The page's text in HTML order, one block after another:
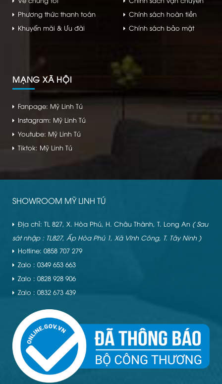
Phương thức thanh toán
Khuyến mãi & Ưu đãi
Chính sách hoàn tiền
Chính sách bảo mật
MẠNG XÃ HỘI
Fanpage: Mỹ Linh Tú
Instagram: Mỹ Linh Tú
Youtube: Mỹ Linh Tú
Tiktok: Mỹ Linh Tú
SHOWROOM MỸ LINH TÚ
Địa chỉ: TL 827, X. Hòa Phú, H. Châu Thành, T. Long An ( Sau
sát nhập : TL827, Ấp Hòa Phú 1, Xã Vĩnh Công, T. Tây Ninh )
Hotline: 0858 707 279
Zalo : 0349 653 663
Zalo : 0828 928 906
Zalo : 0832 673 439